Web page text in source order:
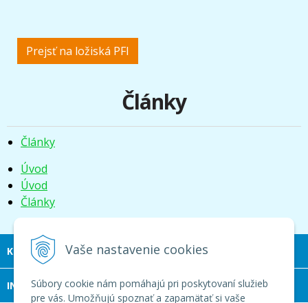
Vaše nastavenie cookies
Súbory cookie nám pomáhajú pri poskytovaní služieb
pre vás. Umožňujú spoznať a zapamätať si vaše
Prejsť na ložiská PFI
Články
Články
Úvod
Úvod
Články
KONTAKT
INFOLINKA